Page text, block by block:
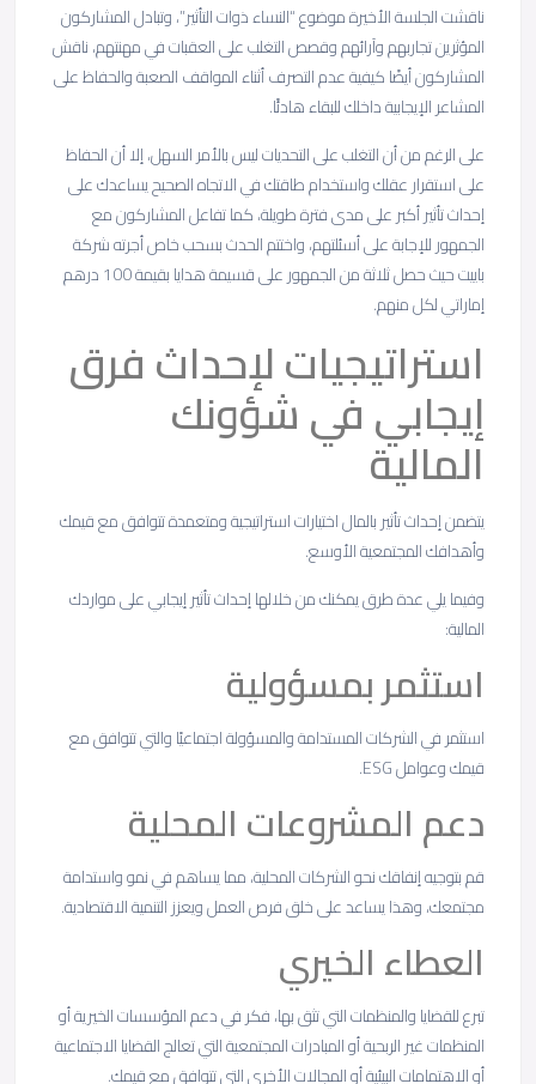
ناقشت الجلسة الأخيرة موضوع “النساء ذوات التأثير”، وتبادل المشاركون
المؤثرين تجاربهم وآرائهم وقصص التغلب على العقبات في مهنتهم، ناقش
المشاركون أيضًا كيفية عدم التصرف أثناء المواقف الصعبة والحفاظ على
المشاعر الإيجابية داخلك للبقاء هادئًا.
على الرغم من أن التغلب على التحديات ليس بالأمر السهل، إلا أن الحفاظ
على استقرار عقلك واستخدام طاقتك في الاتجاه الصحيح يساعدك على
إحداث تأثير أكبر على مدى فترة طويلة، كما تفاعل المشاركون مع
الجمهور للإجابة على أسئلتهم، واختتم الحدث بسحب خاص أجرته شركة
باييت حيث حصل ثلاثة من الجمهور على قسيمة هدايا بقيمة 100 درهم
إماراتي لكل منهم.
استراتيجيات لإحداث فرق
إيجابي في شؤونك
المالية
يتضمن إحداث تأثير بالمال اختيارات استراتيجية ومتعمدة تتوافق مع قيمك
وأهدافك المجتمعية الأوسع.
وفيما يلي عدة طرق يمكنك من خلالها إحداث تأثير إيجابي على مواردك
المالية:
استثمر بمسؤولية
استثمر في الشركات المستدامة والمسؤولة اجتماعيًا والتي تتوافق مع
قيمك وعوامل ESG.
دعم المشروعات المحلية
قم بتوجيه إنفاقك نحو الشركات المحلية، مما يساهم في نمو واستدامة
مجتمعك، وهذا يساعد على خلق فرص العمل ويعزز التنمية الاقتصادية.
العطاء الخيري
تبرع للقضايا والمنظمات التي تثق بها، فكر في دعم المؤسسات الخيرية أو
المنظمات غير الربحية أو المبادرات المجتمعية التي تعالج القضايا الاجتماعية
أو الاهتمامات البيئية أو المجالات الأخرى التي تتوافق مع قيمك.